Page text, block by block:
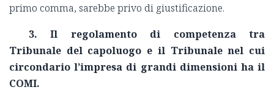
primo comma, sarebbe privo di giustificazione.
3. Il regolamento di competenza tra
Tribunale del capoluogo e il Tribunale nel cui
circondario l’impresa di grandi dimensioni ha il
COMI.